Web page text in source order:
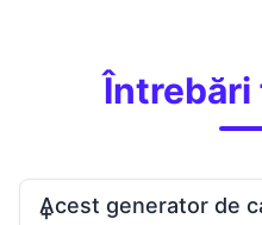
Acest generator de